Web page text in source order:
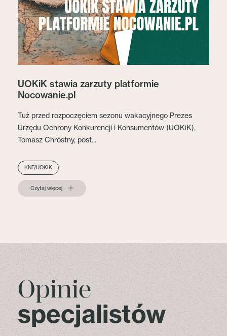
UOKiK stawia zarzuty platformie
Nocowanie.pl
Tuż przed rozpoczęciem sezonu wakacyjnego Prezes
Urzędu Ochrony Konkurencji i Konsumentów (UOKiK),
Tomasz Chróstny, post...
KNF/UOKIK
Czytaj więcej
Opinie
specjalistów